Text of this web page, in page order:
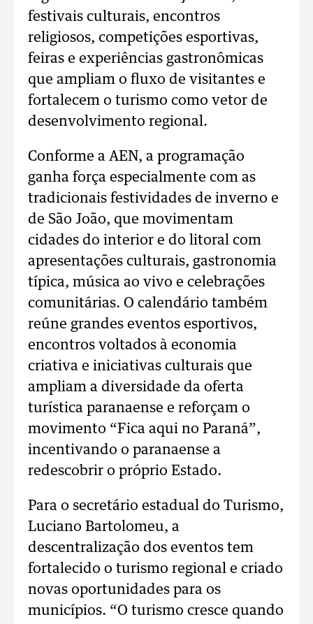
festivais culturais, encontros
religiosos, competições esportivas,
feiras e experiências gastronômicas
que ampliam o fluxo de visitantes e
fortalecem o turismo como vetor de
desenvolvimento regional.
Conforme a AEN, a programação
ganha força especialmente com as
tradicionais festividades de inverno e
de São João, que movimentam
cidades do interior e do litoral com
apresentações culturais, gastronomia
típica, música ao vivo e celebrações
comunitárias. O calendário também
reúne grandes eventos esportivos,
encontros voltados à economia
criativa e iniciativas culturais que
ampliam a diversidade da oferta
turística paranaense e reforçam o
movimento “Fica aqui no Paraná”,
incentivando o paranaense a
redescobrir o próprio Estado.
Para o secretário estadual do Turismo,
Luciano Bartolomeu, a
descentralização dos eventos tem
fortalecido o turismo regional e criado
novas oportunidades para os
municípios. “O turismo cresce quando